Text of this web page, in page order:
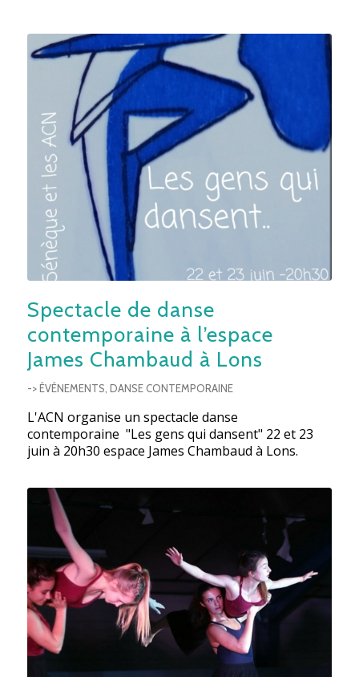
Spectacle de danse
contemporaine à l’espace
James Chambaud à Lons
-> ÉVÉNEMENTS DANSE CONTEMPORAINE
L'ACN organise un spectacle danse
contemporaine "Les gens qui dansent" 22 et 23
juin à 20h30 espace James Chambaud à Lons.